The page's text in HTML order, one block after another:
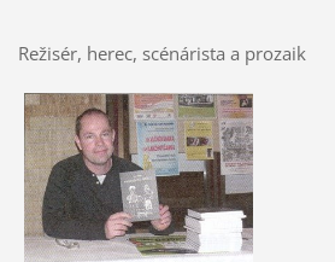
Režisér, herec, scénárista a prozaik